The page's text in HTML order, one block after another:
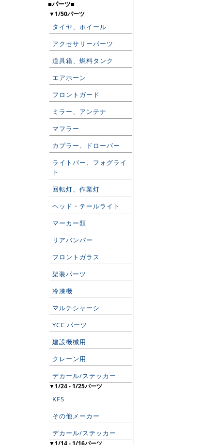
■パーツ■
▼1/50パーツ
タイヤ、ホイール
アクセサリーパーツ
道具箱、燃料タンク
エアホーン
フロントガード
ミラー、アンテナ
マフラー
カプラー、ドローバー
ライトバー、フォグライ
ト
回転灯、作業灯
ヘッド・テールライト
マーカー類
リアバンパー
フロントガラス
架装パーツ
冷凍機
マルチシャーシ
YCC パーツ
建設機械用
クレーン用
デカール/ステッカー
▼1/24 - 1/25パーツ
KFS
その他メーカー
デカール/ステッカー
▼1/14 - 1/16パーツ